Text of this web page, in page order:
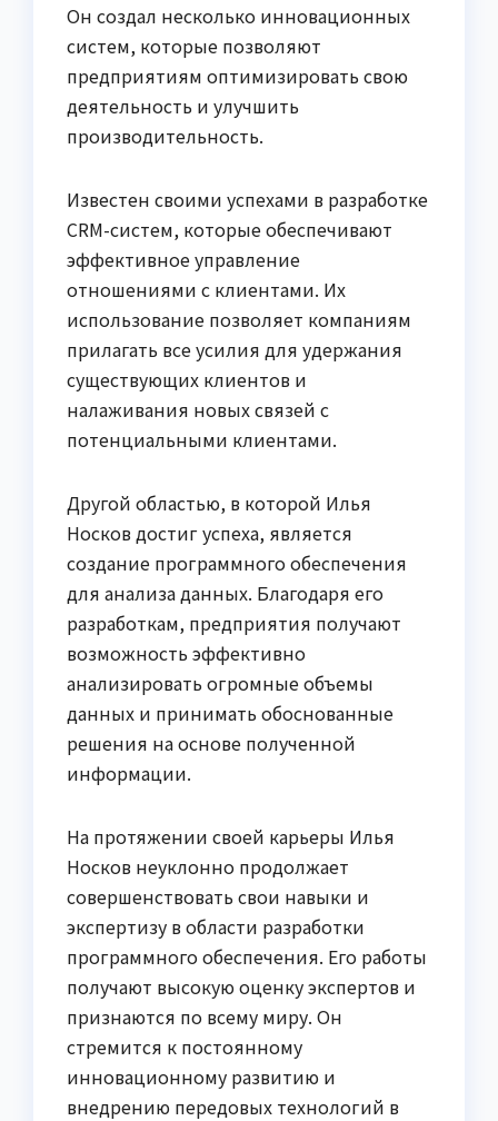
Он создал несколько инновационных
систем, которые позволяют
предприятиям оптимизировать свою
деятельность и улучшить
производительность.
Известен своими успехами в разработке
CRM-систем, которые обеспечивают
эффективное управление
отношениями с клиентами. Их
использование позволяет компаниям
прилагать все усилия для удержания
существующих клиентов и
налаживания новых связей с
потенциальными клиентами.
Другой областью, в которой Илья
Носков достиг успеха, является
создание программного обеспечения
для анализа данных. Благодаря его
разработкам, предприятия получают
возможность эффективно
анализировать огромные объемы
данных и принимать обоснованные
решения на основе полученной
информации.
На протяжении своей карьеры Илья
Носков неуклонно продолжает
совершенствовать свои навыки и
экспертизу в области разработки
программного обеспечения. Его работы
получают высокую оценку экспертов и
признаются по всему миру. Он
стремится к постоянному
инновационному развитию и
внедрению передовых технологий в